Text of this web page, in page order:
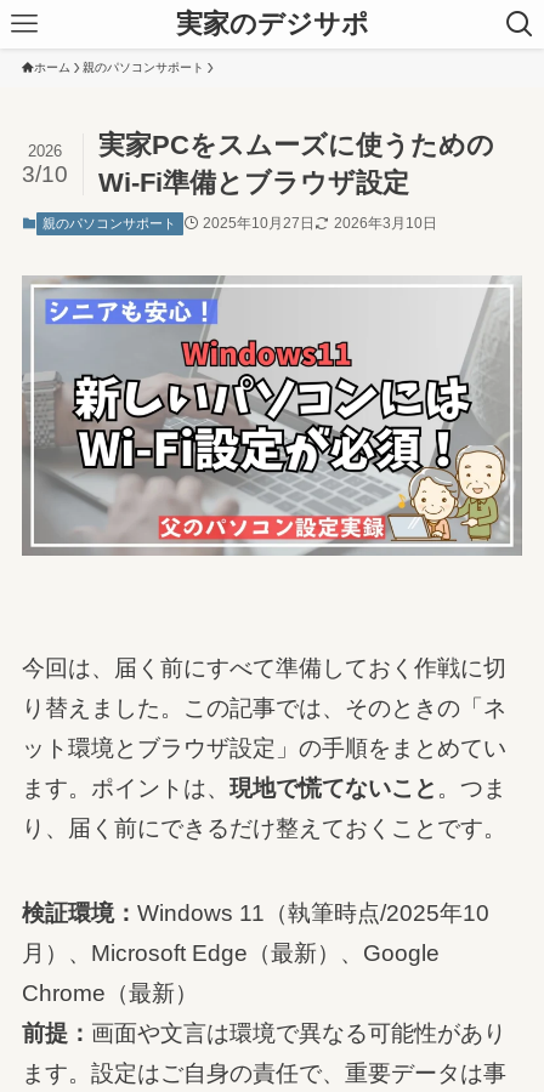
実家のデジサポ
ホーム 親のパソコンサポート
実家PCをスムーズに使うための
Wi-Fi準備とブラウザ設定
2026
3/10
親のパソコンサポート 2025年10月27日 2026年3月10日
今回は、届く前にすべて準備しておく作戦に切
り替えました。この記事では、そのときの「ネ
ット環境とブラウザ設定」の手順をまとめてい
ます。ポイントは、 現地で慌てないこと 。つま
り、届く前にできるだけ整えておくことです。
検証環境： Windows 11（執筆時点/2025年10
月）、Microsoft Edge（最新）、Google
Chrome（最新）
前提： 画面や文言は環境で異なる可能性があり
ます。設定はご自身の責任で、重要データは事